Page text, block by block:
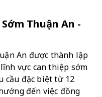
Thuận An -
An được thành lập
vực can thiệp sớm
cầu đặc biệt từ 12
đến việc đồng